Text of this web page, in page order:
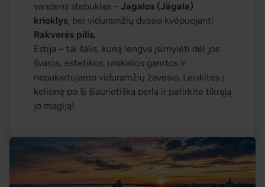
vandens stebuklas – Jagalos (Jägala)
krioklys
Rakverės pilis.
Estija – tai šalis, kurią lengva įsimylėti dėl jos
švaros, estetikos, unikalios gamtos ir
nepakartojamo viduramžių žavesio. Leiskitės į
kelionę po šį šiaurietišką perlą ir patirkite tikrąją
jo magiją!